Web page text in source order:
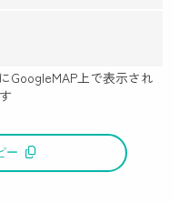
GoogleMAP上で表示され
ー